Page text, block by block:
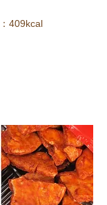
409kcal